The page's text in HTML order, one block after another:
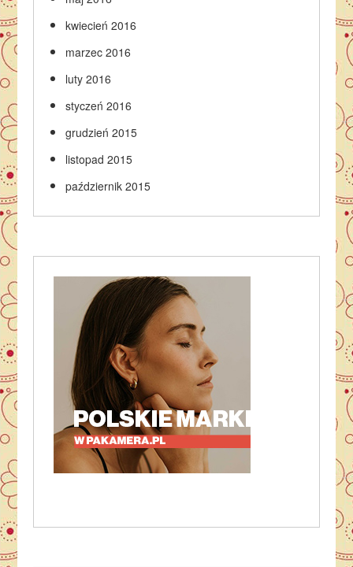
kwiecień 2016
marzec 2016
luty 2016
styczeń 2016
grudzień 2015
listopad 2015
październik 2015